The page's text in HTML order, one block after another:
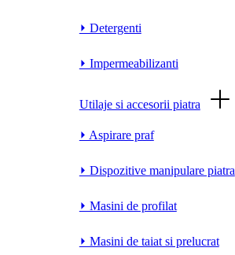
⏵ Detergenti
⏵ Impermeabilizanti
Utilaje si accesorii piatra
⏵ Aspirare praf
⏵ Dispozitive manipulare piatra
⏵ Masini de profilat
⏵ Masini de taiat si prelucrat